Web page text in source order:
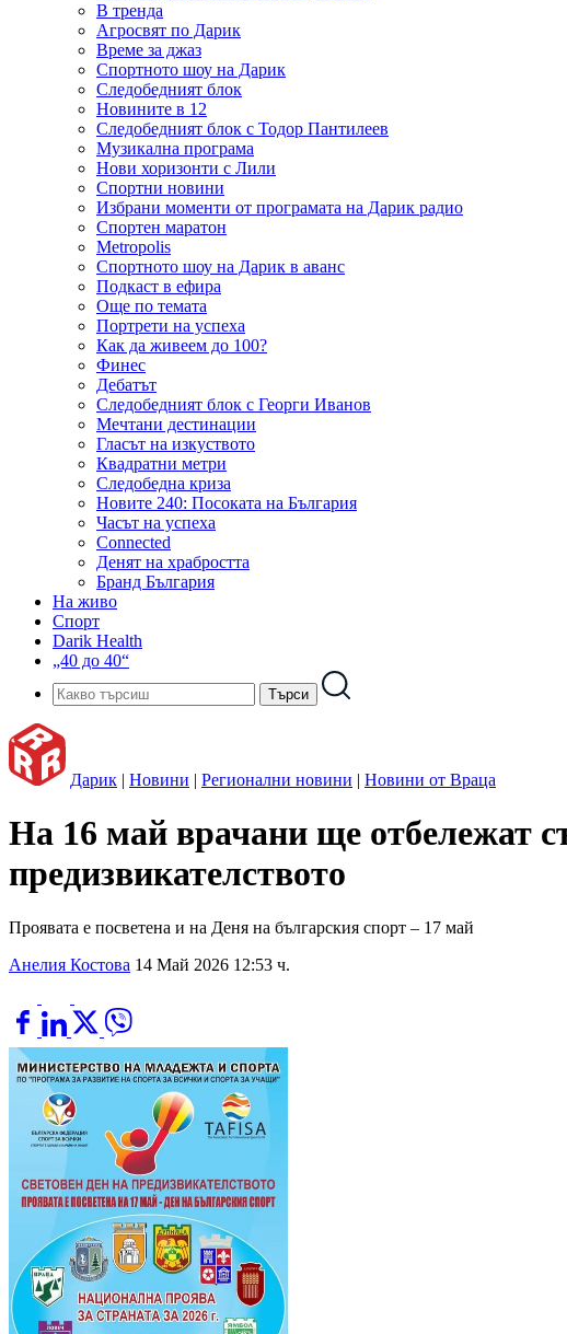
В тренда
Агросвят по Дарик
Време за джаз
Спортното шоу на Дарик
Следобедният блок
Новините в 12
Следобедният блок с Тодор Пантилеев
Музикална програма
Нови хоризонти с Лили
Спортни новини
Избрани моменти от програмата на Дарик радио
Спортен маратон
Metropolis
Спортното шоу на Дарик в аванс
Подкаст в ефира
Още по темата
Портрети на успеха
Как да живеем до 100?
Финес
Дебатът
Следобедният блок с Георги Иванов
Мечтани дестинации
Гласът на изкуството
Квадратни метри
Следобедна криза
Новите 240: Посоката на България
Часът на успеха
Connected
Денят на храбростта
Бранд България
На живо
Спорт
Darik Health
„40 до 40“
Дарик | Новини | Регионални новини | Новини от Враца
На 16 май врачани ще отбележат
предизвикателството
Проявата е посветена и на Деня на българския спорт – 17 май
Анелия Костова 14 Май 2026 12:53 ч.